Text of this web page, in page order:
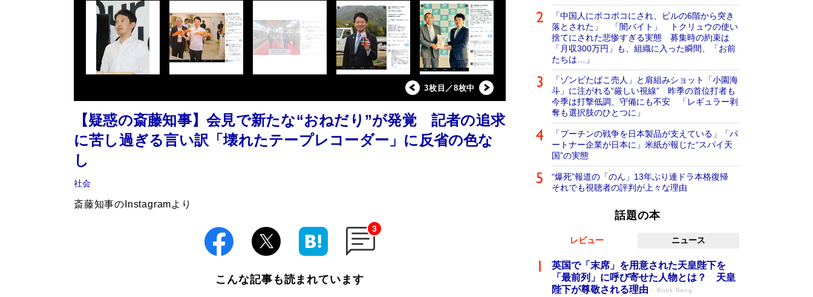
3枚目／8枚中
【疑惑の斎藤知事】会見で新たな“おねだり”が発覚 記者の追求
に苦し過ぎる言い訳「壊れたテープレコーダー」に反省の色な
し
社会
斎藤知事のInstagramより
3
こんな記事も読まれています
「中国人にボコボコにされ、ビルの6階から突き
落とされた」 「闇バイト」 トクリュウの使い
捨てにされた悲惨すぎる実態 募集時の約束は
「月収300万円」も、組織に入った瞬間、「お前
たちは…」
「ゾンビたばこ売人」と肩組みショット「小園海
斗」に注がれる“厳しい視線” 昨季の首位打者も
今季は打撃低調、守備にも不安 「レギュラー剥
奪も選択肢のひとつに」
「プーチンの戦争を日本製品が支えている」「パ
ートナー企業が日本に」米紙が報じた“スパイ天
国”の実態
“爆死”報道の「のん」13年ぶり連ドラ本格復帰
それでも視聴者の評判が上々な理由
話題の本
レビュー ニュース
英国で「末席」を用意された天皇陛下を
「最前列」に呼び寄せた人物とは？ 天皇
陛下が尊敬される理由
Book Bang